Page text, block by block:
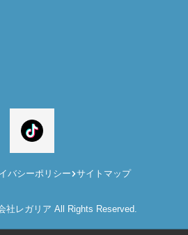
バシーポリシー サイトマップ
社レガリア All Rights Reserved.